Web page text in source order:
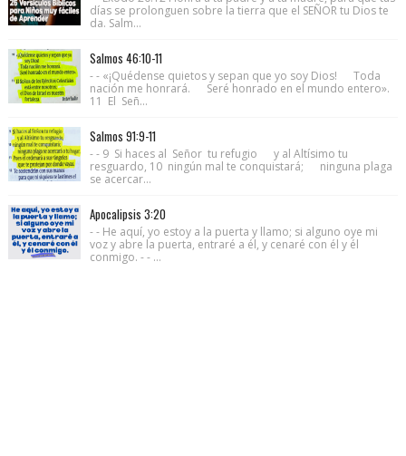
días se prolonguen sobre la tierra que el SEÑOR tu Dios te
da. Salm...
Salmos 46:10-11
- - «¡Quédense quietos y sepan que yo soy Dios! Toda
nación me honrará. Seré honrado en el mundo entero».
11 El Señ...
Salmos 91:9-11
- - 9 Si haces al Señor tu refugio y al Altísimo tu
resguardo, 10 ningún mal te conquistará; ninguna plaga
se acercar...
Apocalipsis 3:20
- - He aquí, yo estoy a la puerta y llamo; si alguno oye mi
voz y abre la puerta, entraré a él, y cenaré con él y él
conmigo. - - ...